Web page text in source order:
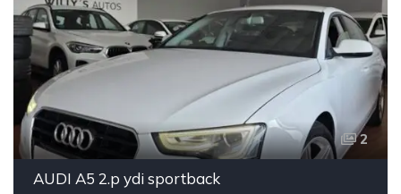
2
AUDI A5 2.p ydi sportback